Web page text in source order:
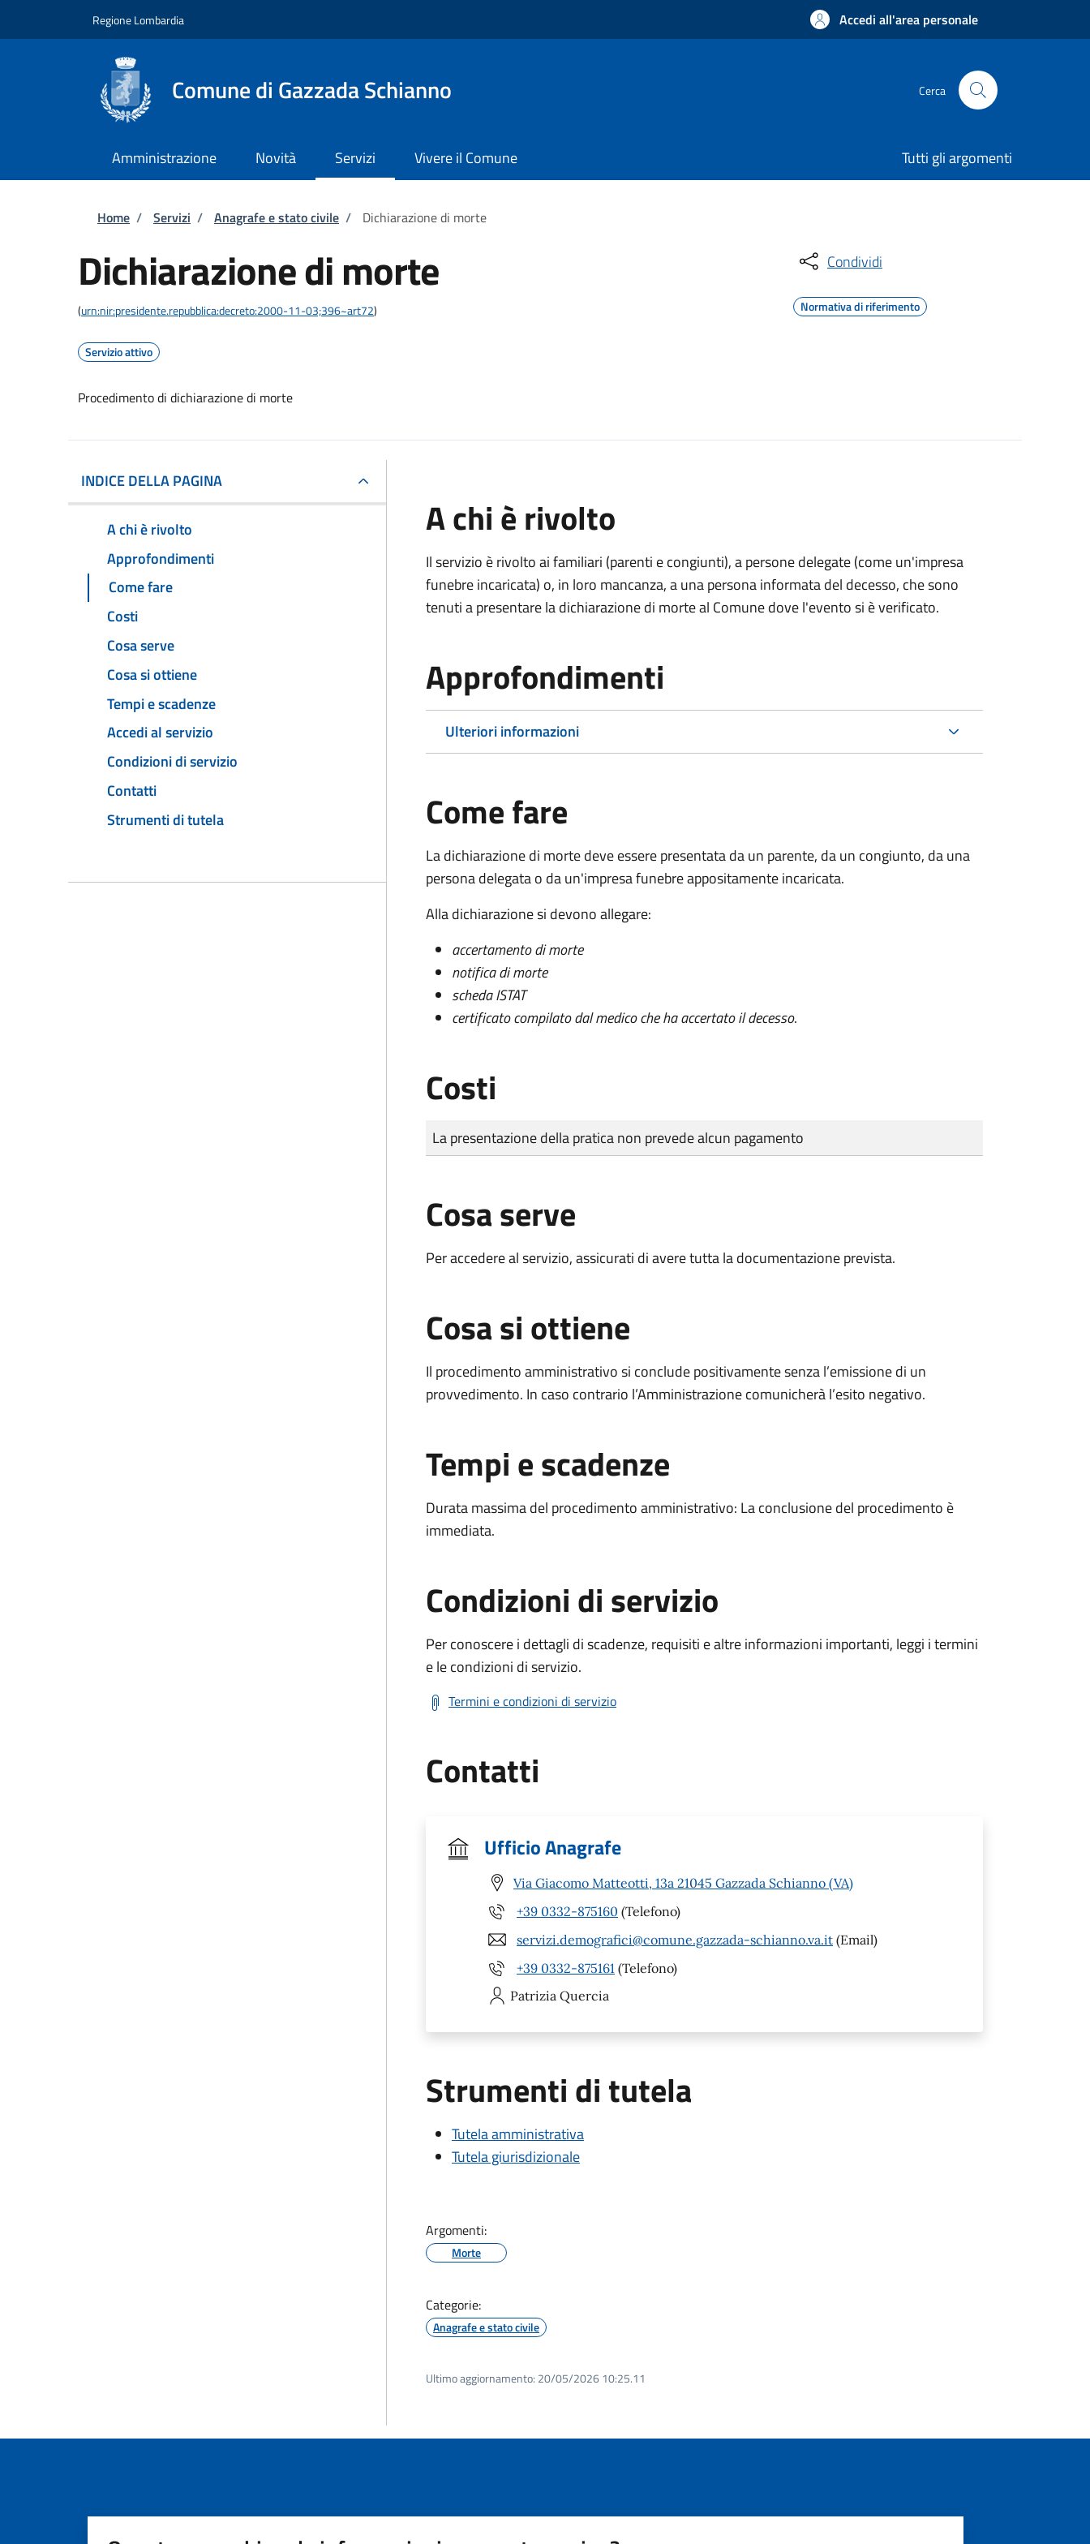
Regione Lombardia Accedi all'area personale
Comune di Gazzada Schianno Cerca
Amministrazione Novità Servizi Vivere il Comune Tutti gli argomenti
Briciole di pane
Home / Servizi / Anagrafe e stato civile / Dichiarazione di morte
Dichiarazione di morte
(urn:nir:presidente.repubblica:decreto:2000-11-03;396~art72)
Servizio attivo
Procedimento di dichiarazione di morte
Condividi
Normativa di riferimento
INDICE DELLA PAGINA
A chi è rivolto
Approfondimenti
Come fare
Costi
Cosa serve
Cosa si ottiene
Tempi e scadenze
Accedi al servizio
Condizioni di servizio
Contatti
Strumenti di tutela
A chi è rivolto
Il servizio è rivolto ai familiari (parenti e congiunti), a persone delegate (come un'impresa
funebre incaricata) o, in loro mancanza, a una persona informata del decesso, che sono
tenuti a presentare la dichiarazione di morte al Comune dove l'evento si è verificato.
Approfondimenti
Ulteriori informazioni
Come fare
La dichiarazione di morte deve essere presentata da un parente, da un congiunto, da una
persona delegata o da un'impresa funebre appositamente incaricata.
Alla dichiarazione si devono allegare:
accertamento di morte
notifica di morte
scheda ISTAT
certificato compilato dal medico che ha accertato il decesso.
Costi
Tipo di pagamento
Importo
La presentazione della pratica non prevede alcun pagamento
Cosa serve
Per accedere al servizio, assicurati di avere tutta la documentazione prevista.
Cosa si ottiene
Il procedimento amministrativo si conclude positivamente senza l’emissione di un
provvedimento. In caso contrario l’Amministrazione comunicherà l’esito negativo.
Tempi e scadenze
Durata massima del procedimento amministrativo: La conclusione del procedimento è
immediata.
Condizioni di servizio
Per conoscere i dettagli di scadenze, requisiti e altre informazioni importanti, leggi i termini
e le condizioni di servizio.
Termini e condizioni di servizio
Contatti
Ufficio Anagrafe
Via Giacomo Matteotti, 13a 21045 Gazzada Schianno (VA)
+39 0332-875160 (Telefono)
servizi.demografici@comune.gazzada-schianno.va.it (Email)
+39 0332-875161 (Telefono)
Patrizia Quercia
Strumenti di tutela
Tutela amministrativa
Tutela giurisdizionale
Argomenti:
Morte
Categorie:
Anagrafe e stato civile
Ultimo aggiornamento: 20/05/2026 10:25.11